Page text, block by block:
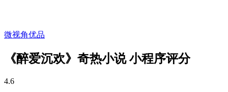
微视角优品
《醉爱沉欢》奇热小说 小程序评分
4.6